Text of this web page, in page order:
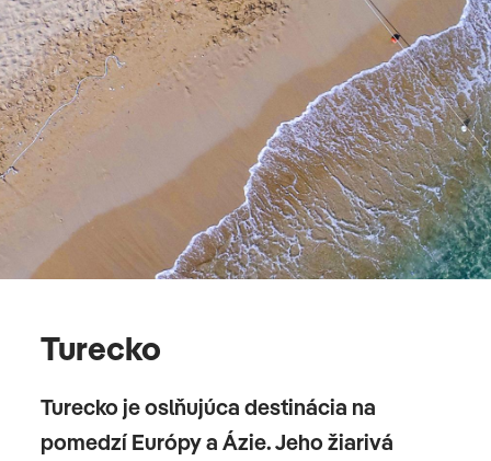
Turecko
Turecko je oslňujúca destinácia na
pomedzí Európy a Ázie. Jeho žiarivá